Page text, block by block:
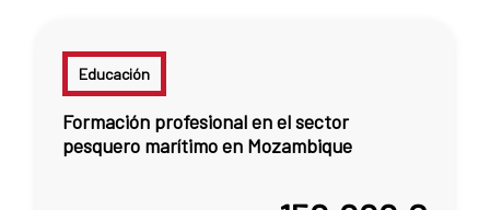
Educación
Formación profesional en el sector
pesquero marítimo en Mozambique